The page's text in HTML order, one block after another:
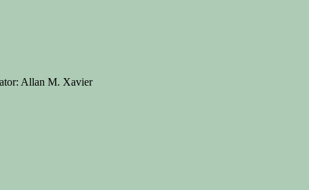
Allan M. Xavier